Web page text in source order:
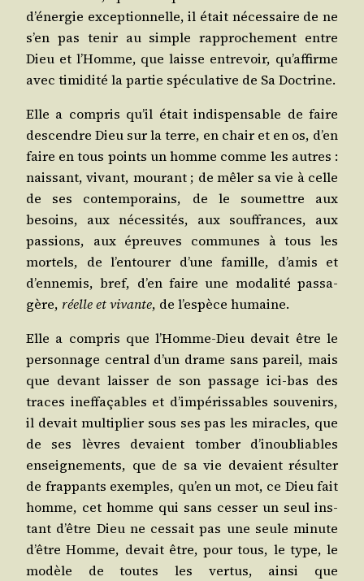
d’énergie excep­tion­nelle, il était néces­saire de ne
s’en pas tenir au simple rap­pro­che­ment entre
Dieu et l’Homme, que laisse entre­voir, qu’affirme
avec timi­di­té la par­tie spé­cu­la­tive de Sa Doctrine.
Elle a com­pris qu’il était indis­pen­sable de faire
des­cendre Dieu sur la terre, en chair et en os, d’en
faire en tous points un homme comme les autres :
nais­sant, vivant, mou­rant ; de mêler sa vie à celle
de ses contem­po­rains, de le sou­mettre aux
besoins, aux néces­si­tés, aux souf­frances, aux
pas­sions, aux épreuves com­munes à tous les
mor­tels, de l’entourer d’une famille, d’amis et
d’ennemis, bref, d’en faire une moda­li­té pas­sa­
gère, réelle et vivante, de l’espèce humaine.
Elle a com­pris que l’Homme-Dieu devait être le
per­son­nage cen­tral d’un drame sans pareil, mais
que devant lais­ser de son pas­sage ici-bas des
traces inef­fa­çables et d’impérissables sou­ve­nirs,
il devait mul­ti­plier sous ses pas les miracles, que
de ses lèvres devaient tom­ber d’inoubliables
ensei­gne­ments, que de sa vie devaient résul­ter
de frap­pants exemples, qu’en un mot, ce Dieu fait
homme, cet homme qui sans ces­ser un seul ins­
tant d’être Dieu ne ces­sait pas une seule minute
d’être Homme, devait être, pour tous, le type, le
modèle de toutes les ver­tus, ain­si que